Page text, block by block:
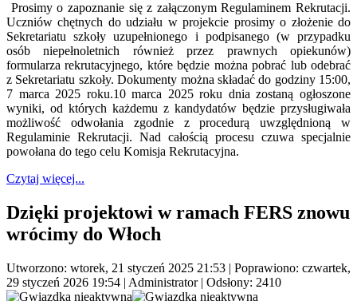
Prosimy o zapoznanie się z załączonym Regulaminem Rekrutacji.
Uczniów chętnych do udziału w projekcie prosimy o złożenie do
Sekretariatu szkoły uzupełnionego i podpisanego (w przypadku
osób niepełnoletnich również przez prawnych opiekunów)
formularza rekrutacyjnego, które będzie można pobrać lub odebrać
z Sekretariatu szkoły. Dokumenty można składać do godziny 15:00,
7 marca 2025 roku.10 marca 2025 roku dnia zostaną ogłoszone
wyniki, od których każdemu z kandydatów będzie przysługiwała
możliwość odwołania zgodnie z procedurą uwzględnioną w
Regulaminie Rekrutacji. Nad całością procesu czuwa specjalnie
powołana do tego celu Komisja Rekrutacyjna.
Czytaj więcej...
Dzięki projektowi w ramach FERS znowu
wrócimy do Włoch
Utworzono: wtorek, 21 styczeń 2025 21:53 | Poprawiono: czwartek,
29 styczeń 2026 19:54 | Administrator| Odsłony: 2410